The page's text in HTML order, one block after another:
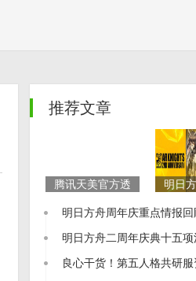
推荐文章
腾讯天美官方透
科幻题材3A游戏
新项目
明日
券」
明日方舟周年庆重点情报
星干员 异格干员 凯尔希上
明日方舟二周年庆典十五
析（part.1）
良心干货！第五人格共研